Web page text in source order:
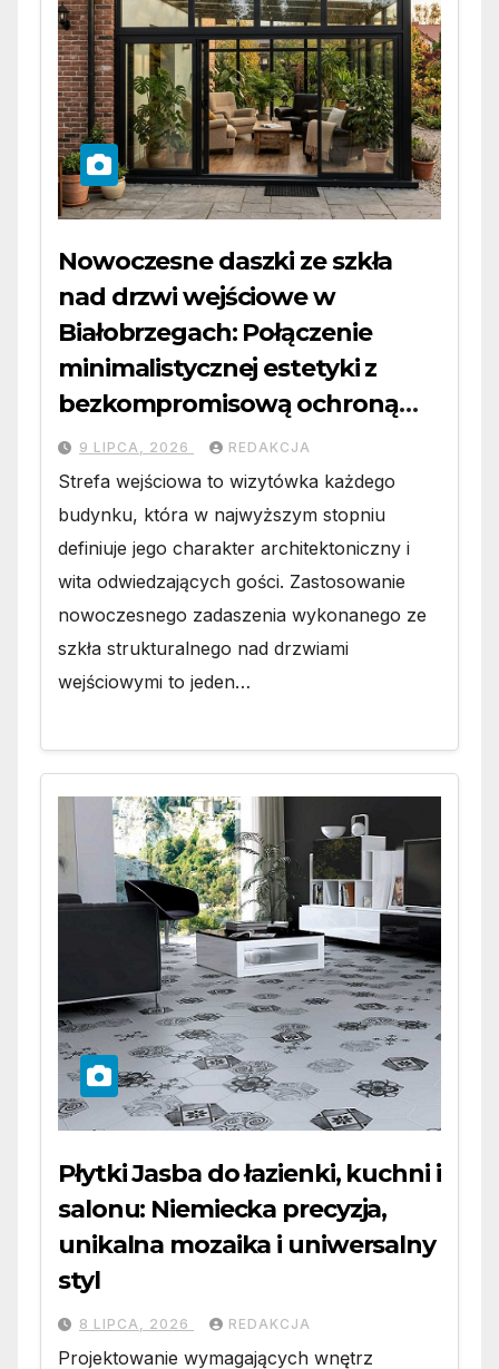
Nowoczesne daszki ze szkła
nad drzwi wejściowe w
Białobrzegach: Połączenie
minimalistycznej estetyki z
bezkompromisową ochroną
wejścia
9 LIPCA, 2026 REDAKCJA
Strefa wejściowa to wizytówka każdego
budynku, która w najwyższym stopniu
definiuje jego charakter architektoniczny i
wita odwiedzających gości. Zastosowanie
nowoczesnego zadaszenia wykonanego ze
szkła strukturalnego nad drzwiami
wejściowymi to jeden…
Płytki Jasba do łazienki, kuchni i
salonu: Niemiecka precyzja,
unikalna mozaika i uniwersalny
styl
8 LIPCA, 2026 REDAKCJA
Projektowanie wymagających wnętrz